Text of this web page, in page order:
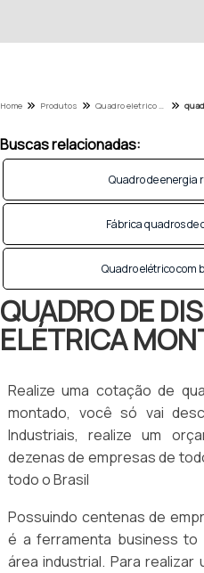
Home Produtos Quadro eletrico - Categoria
Buscas relacionadas:
Quadro de energia
Fábrica quadros de
Quadro elétrico com
QUADRO DE
ELÉTRICA
Realize uma cotação de
montado, você só vai
Industriais, realize um
dezenas de empresas de
todo o Brasil
Possuindo centenas de
é a ferramenta business to
área industrial. Para